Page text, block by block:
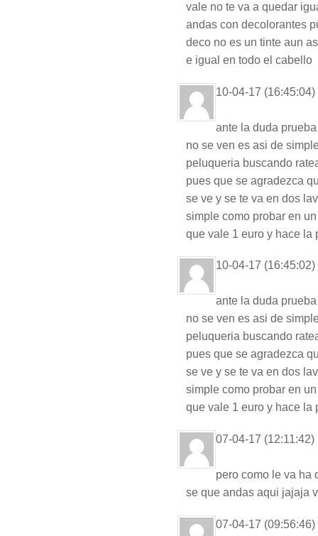
vale no te va a quedar
andas con decolorantes
deco no es un tinte aun
e igual en todo el cabello
10-04-17 (16:45:04)
ante la duda
no se ven es asi de
peluqueria buscando
pues que se agradezca
se ve y se te va en dos
simple como probar en
que vale 1 euro y hace la
10-04-17 (16:45:02)
ante la duda
no se ven es asi de
peluqueria buscando
pues que se agradezca
se ve y se te va en dos
simple como probar en
que vale 1 euro y hace la
07-04-17 (12:11:42)
pero como le va ha
se que andas aqui jajaja
07-04-17 (09:56:46)